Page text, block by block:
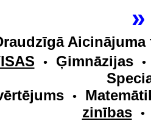
• Ģimnāzijas •
•
zinības
•